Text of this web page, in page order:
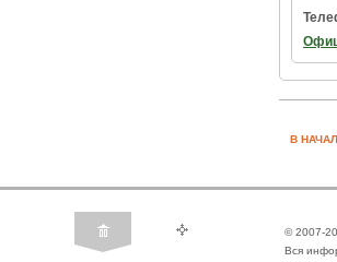
В
© 2007-
Вся